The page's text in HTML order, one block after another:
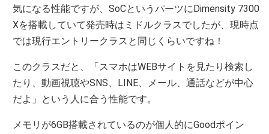
気になる性能ですが、SoCというパーツにDimensity 7300
Xを搭載していて発売時はミドルクラスでしたが、現時点
では現行エントリークラスと同じくらいですね！
このクラスだと、「スマホはWEBサイトを見たり検索し
たり、動画視聴やSNS、LINE、メール、通話などが中心
だよ」という人に合う性能です。
メモリが6GB搭載されているのが個人的にGoodポイン